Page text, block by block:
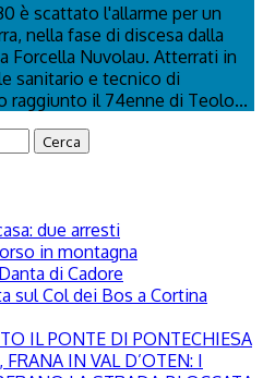
è scattato l'allarme per un
nella fase di discesa dalla
Forcella Nuvolau. Atterrati in
sanitario e tecnico di
raggiunto il 74enne di Teolo...
due arresti
in montagna
di Cadore
sul Col dei Bos a Cortina
IL PONTE DI PONTECHIESA
IN VAL D’OTEN: I